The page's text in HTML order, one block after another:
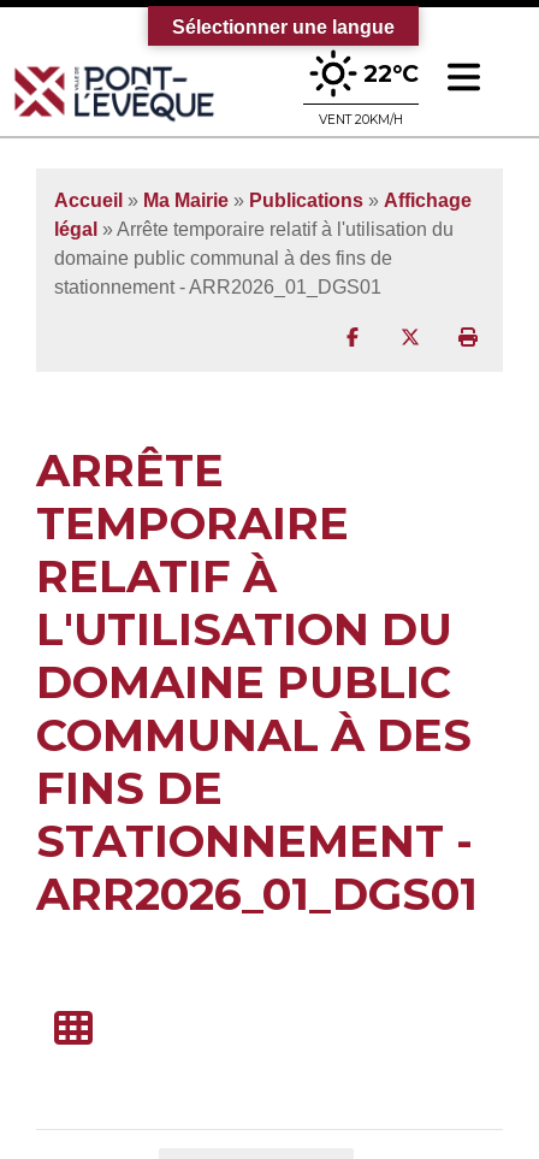
Bienvenue sur le site officiel de la
22°C
VENT 20KM/H
Accueil » Ma Mairie » Publications » Affichage
légal » Arrête temporaire relatif à l'utilisation du
domaine public communal à des fins de
stationnement - ARR2026_01_DGS01
Partager surPartager sur
ARRÊTE
TEMPORAIRE
RELATIF À
L'UTILISATION DU
DOMAINE PUBLIC
COMMUNAL À DES
FINS DE
STATIONNEMENT -
ARR2026_01_DGS01
Sélectionner une langue